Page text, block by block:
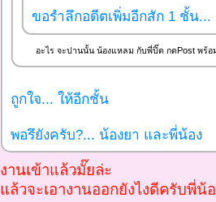
ขอรำลึกอดีตเพิ่มอีกสัก 1 ชั้น...
อะไร จะปานนั้น น้องแหลม กับพี่ปิ๊ด กดPost พร้อ
ถูกใจ... ให้อีกชั้น
พอรึยังครับ?... น้องยา และพี่น้อง
งานเข้าแล้วมั๊ยล่ะ
แล้วจะเอางานออกยังไงดีครับพี่น้อ